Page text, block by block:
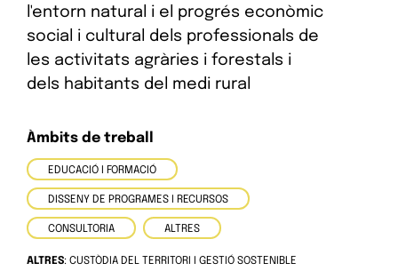
l'entorn natural i el progrés econòmic
social i cultural dels professionals de
les activitats agràries i forestals i
dels habitants del medi rural
Àmbits de treball
EDUCACIÓ I FORMACIÓ
DISSENY DE PROGRAMES I RECURSOS
CONSULTORIA ALTRES
ALTRES: CUSTÒDIA DEL TERRITORI I GESTIÓ SOSTENIBLE